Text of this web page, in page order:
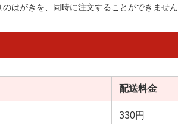
はがきを、同時に注文することができません
配送料金
330円